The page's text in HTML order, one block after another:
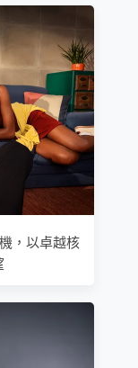
，以卓越核